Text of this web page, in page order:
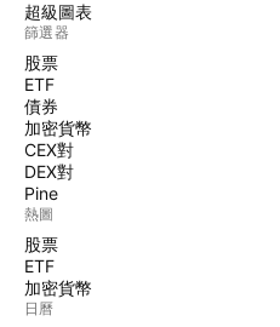
超級圖表
篩選器
股票
ETF
債券
加密貨幣
CEX對
DEX對
Pine
熱圖
股票
ETF
加密貨幣
日曆